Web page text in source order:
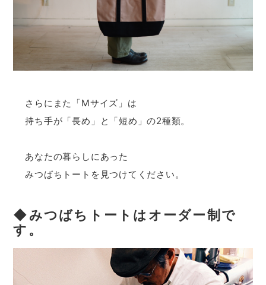
さらにまた「Mサイズ」は
持ち手が「長め」と「短め」の2種類。
あなたの暮らしにあった
みつばちトートを見つけてください。
◆みつばちトートはオーダー制で
す。